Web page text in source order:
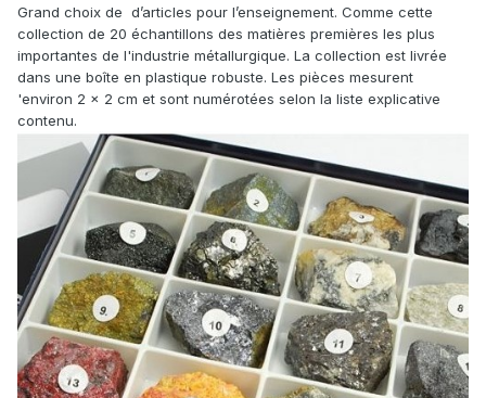
Grand choix de d’articles pour l’enseignement. Comme cette
collection de 20 échantillons des matières premières les plus
importantes de l'industrie métallurgique. La collection est livrée
dans une boîte en plastique robuste. Les pièces mesurent
'environ 2 x 2 cm et sont numérotées selon la liste explicative
contenu.